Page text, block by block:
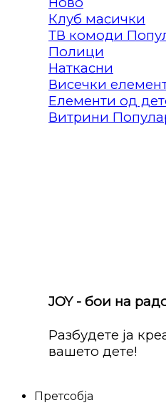
Клуб масички
ТВ комоди
Полици
Наткасни
Висечки
Елементи од
Витрини
JOY - бои на
Разбудете ја
вашето дете!
Претсобја